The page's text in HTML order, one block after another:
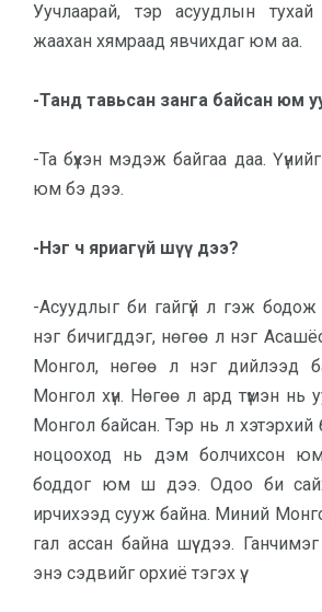
Уучлаарай, тэр асуудлын тухай
жаахан хямраад явчихдаг юм аа.
-Танд тавьсан занга байсан юм
-Та бүхэн мэдэж байгаа даа.
юм бэ дээ.
-Нэг ч яриагүй шүү дээ?
-Асуудлыг би гайгүй л гэж
нэг бичигддэг, нөгөө л нэг
Монгол, нөгөө л нэг дийлээд
Мон­гол хүн. Нөгөө л ард түмэн нь
Монгол байсан. Тэр нь л
ноцоо­ход нь дэм болчихсон
боддог юм ш дээ. Одоо би
ирчихээд сууж байна. Миний
гал ассан байна шүү дээ.
энэ сэдвийг орхиё тэгэх үү.